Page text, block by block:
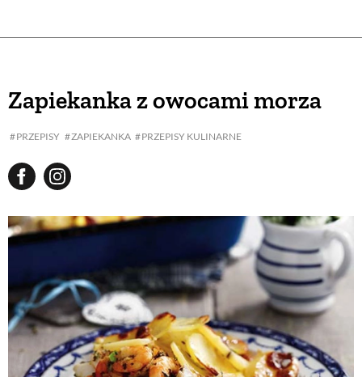
Zapiekanka z owocami morza
PRZEPISY ZAPIEKANKA PRZEPISY KULINARNE